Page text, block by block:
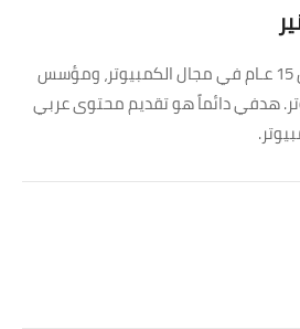
خبرة لاكثر من 15 عـام في مجال الكمبيوتر، ومؤسس
هدفي دائماً هو تقديم محتوى عربي